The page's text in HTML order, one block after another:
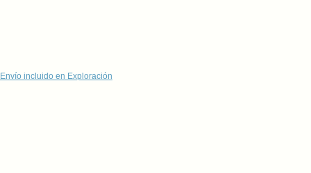
Envío incluido en Exploración